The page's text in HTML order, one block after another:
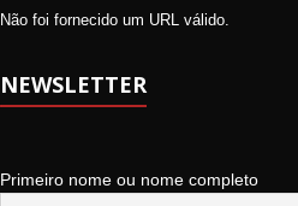
Não foi fornecido um URL válido.
NEWSLETTER
Primeiro nome ou nome completo